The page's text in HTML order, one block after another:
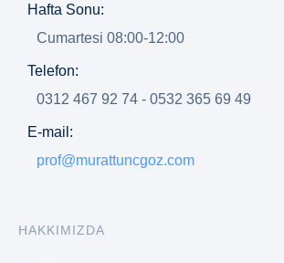
Hafta Sonu:
Cumartesi 08:00-12:00
Telefon:
0312 467 92 74 - 0532 365 69 49
E-mail:
prof@murattuncgoz.com
HAKKIMIZDA